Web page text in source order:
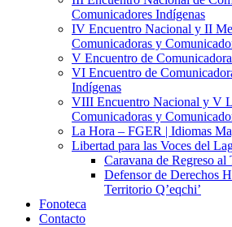
Comunicadores Indígenas
IV Encuentro Nacional y II
Comunicadoras y
V Encuentro de
VI Encuentro de
Indígenas
VIII Encuentro Nacional y V
Comunicadoras y
La Hora – FGER | Idiomas
Libertad para las Voces del
Caravana de Regreso al
Defensor de Derechos
Territorio Q’eqchi’
Fonoteca
Contacto